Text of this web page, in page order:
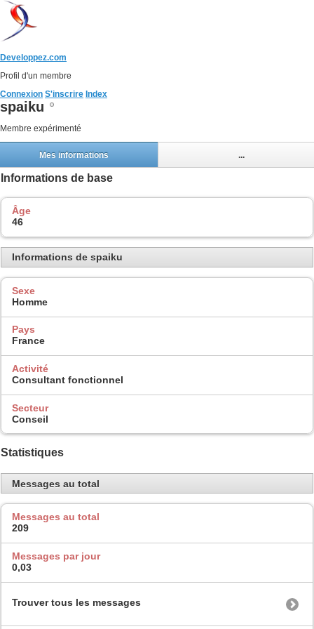
Developpez.com
Profil d'un membre
Connexion S'inscrire Index
spaiku
Membre expérimenté
Mes informations ...
Informations de base
Âge
46
Informations de spaiku
Sexe
Homme
Pays
France
Activité
Consultant fonctionnel
Secteur
Conseil
Statistiques
Messages au total
Messages au total
209
Messages par jour
0,03
Trouver tous les messages